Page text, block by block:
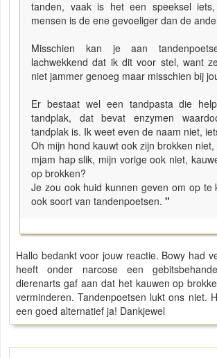
tanden, vaak is het een speeksel
mensen is de ene gevoeliger dan de
Misschien kan je aan
lachwekkend dat ik dit voor stel, want
niet jammer genoeg maar misschien bij
Er bestaat wel een tandpasta die
tandplak, dat bevat enzymen
tandplak is. Ik weet even de naam niet,
Oh mijn hond kauwt ook zijn brokken
mjam hap slik, mijn vorige ook niet,
op brokken?
Je zou ook huid kunnen geven om op te
ook soort van tandenpoetsen. "
Hallo bedankt voor jouw reactie. Bowy had
heeft onder narcose een
dierenarts gaf aan dat het kauwen op
verminderen. Tandenpoetsen lukt ons niet.
een goed alternatief ja! Dankjewel